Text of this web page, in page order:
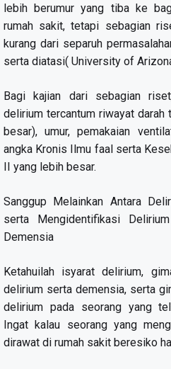
lebih berumur yang tiba ke
rumah sakit, tetapi sebagian
kurang dari separuh
serta diatasi( University of
Bagi kajian dari sebagian
delirium tercantum riwayat darah
besar), umur, pemakaian
angka Kronis Ilmu faal serta
II yang lebih besar.
Sanggup Melainkan Antara
serta Mengidentifikasi
Demensia
Ketahuilah isyarat delirium,
delirium serta demensia, serta
delirium pada seorang yang
Ingat kalau seorang yang
dirawat di rumah sakit beresiko